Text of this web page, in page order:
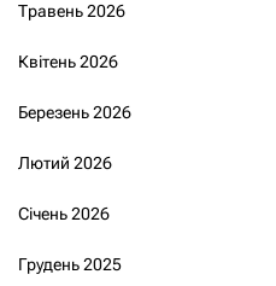
Травень 2026
Квітень 2026
Березень 2026
Лютий 2026
Січень 2026
Грудень 2025